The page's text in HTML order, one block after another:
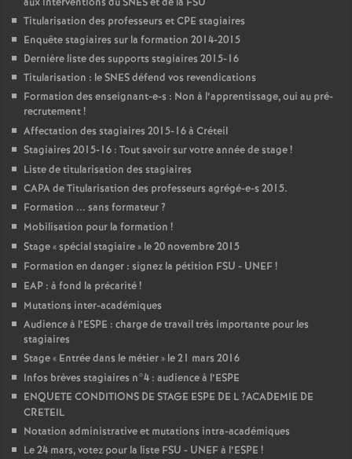
Titularisation des professeurs etCPE stagiaires
Enquête stagiaires sur la formation 2014-2015
Dernière liste des supports stagiaires 2015-16
Titularisation : leSNESdéfend vos revendications
Formation des enseignant-e-s : Non à l’apprentissage, oui au pré-
recrutement!
Affectation des stagiaires 2015-16 à Créteil
Stagiaires 2015-16 : Tout savoir sur votre année de stage!
Liste de titularisation des stagiaires
CAPAde Titularisation des professeurs agrégé-e-s 2015.
Formation ... sans formateur?
Mobilisation pour la formation !
Stage «spécial stagiaire» le 20 novembre 2015
Formation en danger : signez la pétition FSU - UNEF!
EAP : à fond la précarité!
Mutations inter-académiques
Audience à l’ESPE : charge de travail très importante pour les
stagiaires
Stage « Entrée dans le métier» le 21 mars 2016
Infos brèves stagiaires n°4 : audience à l’ESPE
ENQUETE CONDITIONS DE STAGE ESPE DE L?ACADEMIE DE
CRETEIL
Notation administrative et mutations intra-académiques
Le 24 mars, votez pour la liste FSU - UNEFà l’ESPE !